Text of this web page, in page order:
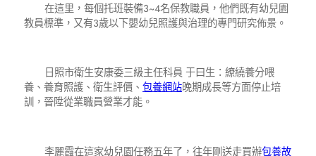
在這里，每個托班裝備3~4名保教職員，他們既有幼兒園
教員標準，又有3歲以下嬰幼兒照護與治理的專門研究佈景。
日照市衛生安康委三級主任科員 于曰生：繚繞養分喂
養、養育照護、衛生評價、 包養網站晚期成長等方面停止培
訓，晉陞從業職員營業才能。
李麗霞在這家幼兒園任務五年了，往年剛送走買辦包養故